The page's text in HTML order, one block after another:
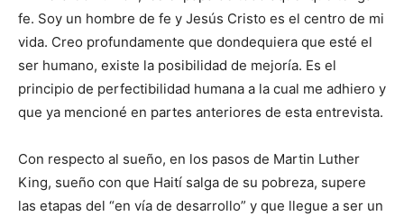
fe. Soy un hombre de fe y Jesús Cristo es el centro de mi
vida. Creo profundamente que dondequiera que esté el
ser humano, existe la posibilidad de mejoría. Es el
principio de perfectibilidad humana a la cual me adhiero y
que ya mencioné en partes anteriores de esta entrevista.
Con respecto al sueño, en los pasos de Martin Luther
King, sueño con que Haití salga de su pobreza, supere
las etapas del “en vía de desarrollo” y que llegue a ser un